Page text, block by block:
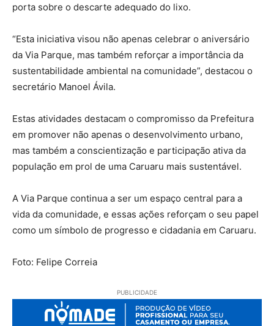
porta sobre o descarte adequado do lixo.
“Esta iniciativa visou não apenas celebrar o aniversário
da Via Parque, mas também reforçar a importância da
sustentabilidade ambiental na comunidade”, destacou o
secretário Manoel Ávila.
Estas atividades destacam o compromisso da Prefeitura
em promover não apenas o desenvolvimento urbano,
mas também a conscientização e participação ativa da
população em prol de uma Caruaru mais sustentável.
A Via Parque continua a ser um espaço central para a
vida da comunidade, e essas ações reforçam o seu papel
como um símbolo de progresso e cidadania em Caruaru.
Foto: Felipe Correia
PUBLICIDADE